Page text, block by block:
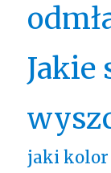
Jakie
jaki